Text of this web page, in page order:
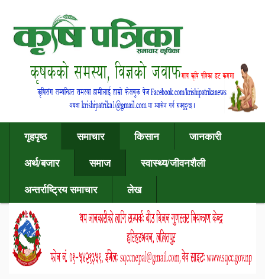
गृहपृष्ठ समाचार किसान
जानकारी
अर्थ/बजार
समाज
स्वास्थ्य/जीवनशैली
अन्तर्राष्ट्रिय समाचार
लेख